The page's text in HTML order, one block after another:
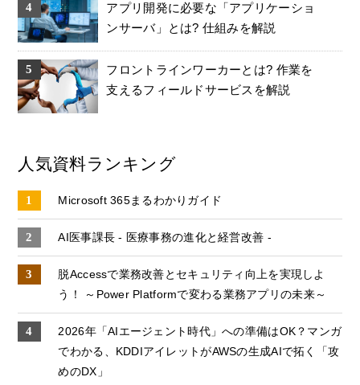
アプリ開発に必要な「アプリケーショ
ンサーバ」とは? 仕組みを解説
フロントラインワーカーとは? 作業を
支えるフィールドサービスを解説
人気資料ランキング
Microsoft 365まるわかりガイド
AI医事課長 - 医療事務の進化と経営改善 -
脱Accessで業務改善とセキュリティ向上を実現しよ
う！ ～Power Platformで変わる業務アプリの未来～
2026年「AIエージェント時代」への準備はOK？マンガ
でわかる、KDDIアイレットがAWSの生成AIで拓く「攻
めのDX」